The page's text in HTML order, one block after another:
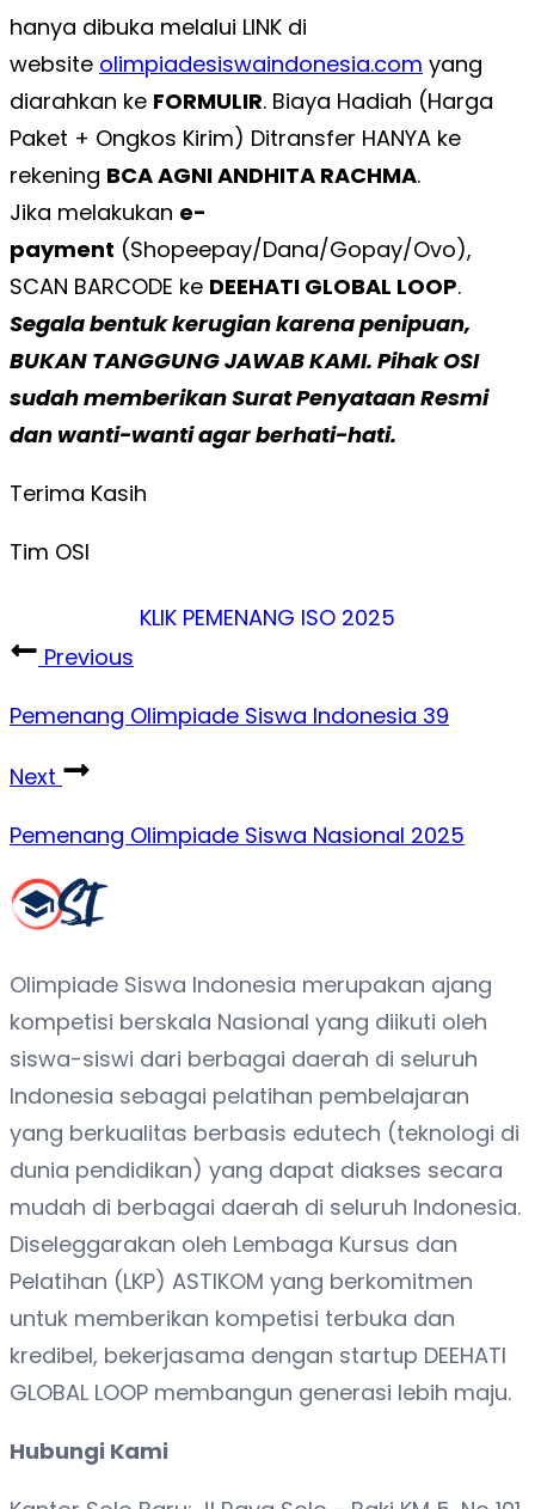
hanya dibuka melalui LINK di
website olimpiadesiswaindonesia.com yang
diarahkan ke FORMULIR. Biaya Hadiah (Harga
Paket + Ongkos Kirim) Ditransfer HANYA ke
rekening BCA AGNI ANDHITA RACHMA.
Jika melakukan e-
payment (Shopeepay/Dana/Gopay/Ovo),
SCAN BARCODE ke DEEHATI GLOBAL LOOP.
Segala bentuk kerugian karena penipuan,
BUKAN TANGGUNG JAWAB KAMI. Pihak OSI
sudah memberikan Surat Penyataan Resmi
dan wanti-wanti agar berhati-hati.
Terima Kasih
Tim OSI
KLIK PEMENANG ISO 2025
Previous
Pemenang Olimpiade Siswa Indonesia 39
Next
Pemenang Olimpiade Siswa Nasional 2025
Olimpiade Siswa Indonesia merupakan ajang
kompetisi berskala Nasional yang diikuti oleh
siswa-siswi dari berbagai daerah di seluruh
Indonesia sebagai pelatihan pembelajaran
yang berkualitas berbasis edutech (teknologi di
dunia pendidikan) yang dapat diakses secara
mudah di berbagai daerah di seluruh Indonesia.
Diseleggarakan oleh Lembaga Kursus dan
Pelatihan (LKP) ASTIKOM yang berkomitmen
untuk memberikan kompetisi terbuka dan
kredibel, bekerjasama dengan startup DEEHATI
GLOBAL LOOP membangun generasi lebih maju.
Hubungi Kami